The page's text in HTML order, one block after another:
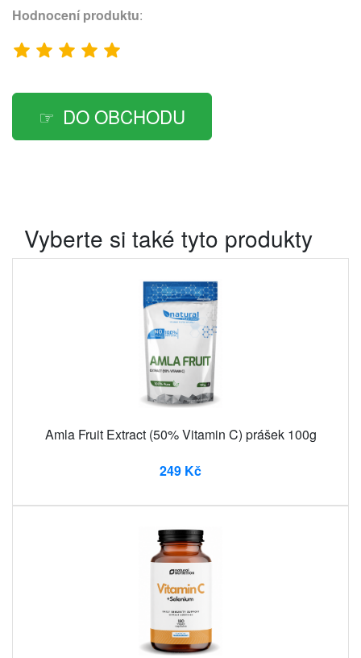
Hodnocení produktu:
DO OBCHODU
Vyberte si také tyto produkty
Amla Fruit Extract (50% Vitamin C) prášek 100g
249 Kč